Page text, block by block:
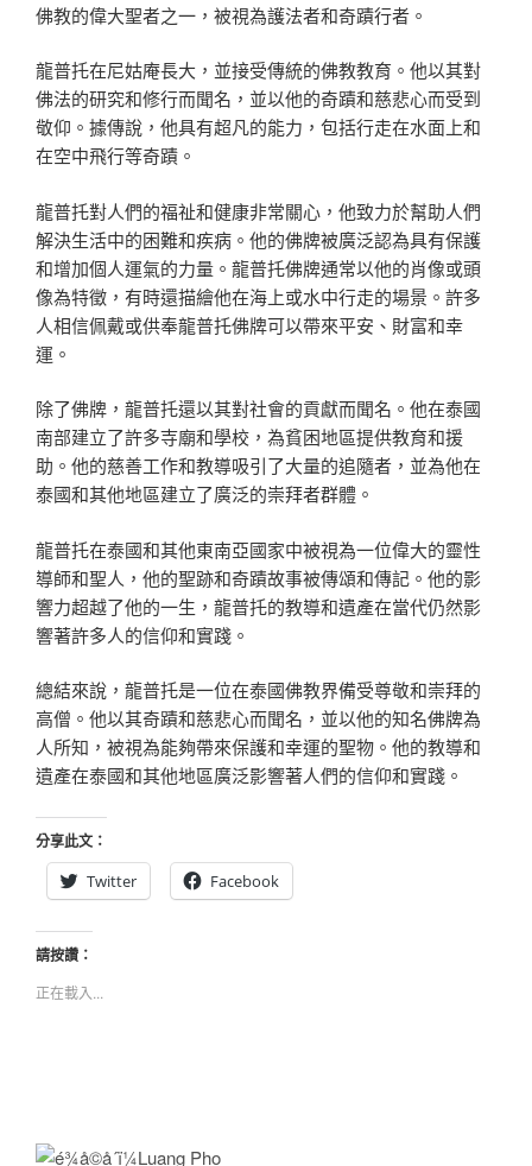
佛教的偉大聖者之一，被視為護法者和奇蹟行者。
龍普托在尼姑庵長大，並接受傳統的佛教教育。他以其對
佛法的研究和修行而聞名，並以他的奇蹟和慈悲心而受到
敬仰。據傳說，他具有超凡的能力，包括行走在水面上和
在空中飛行等奇蹟。
龍普托對人們的福祉和健康非常關心，他致力於幫助人們
解決生活中的困難和疾病。他的佛牌被廣泛認為具有保護
和增加個人運氣的力量。龍普托佛牌通常以他的肖像或頭
像為特徵，有時還描繪他在海上或水中行走的場景。許多
人相信佩戴或供奉龍普托佛牌可以帶來平安、財富和幸
運。
除了佛牌，龍普托還以其對社會的貢獻而聞名。他在泰國
南部建立了許多寺廟和學校，為貧困地區提供教育和援
助。他的慈善工作和教導吸引了大量的追隨者，並為他在
泰國和其他地區建立了廣泛的崇拜者群體。
龍普托在泰國和其他東南亞國家中被視為一位偉大的靈性
導師和聖人，他的聖跡和奇蹟故事被傳頌和傳記。他的影
響力超越了他的一生，龍普托的教導和遺產在當代仍然影
響著許多人的信仰和實踐。
總結來說，龍普托是一位在泰國佛教界備受尊敬和崇拜的
高僧。他以其奇蹟和慈悲心而聞名，並以他的知名佛牌為
人所知，被視為能夠帶來保護和幸運的聖物。他的教導和
遺產在泰國和其他地區廣泛影響著人們的信仰和實踐。
分享此文：
Twitter
Facebook
請按讚：
正在載入...